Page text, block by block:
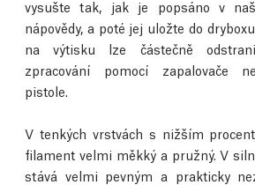
vysušte tak, jak je popsáno v
nápovědy, a poté jej uložte do
na výtisku lze částečně
zpracování pomocí zapalovače
pistole.
V tenkých vrstvách s nižším
filament velmi měkký a pružný. V
stává velmi pevným a prakticky